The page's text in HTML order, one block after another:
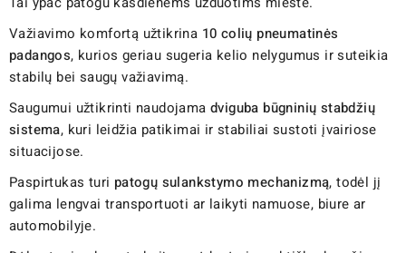
Važiavimo komfortą užtikrina 10 colių pneumatinės
padangos, kurios geriau sugeria kelio nelygumus ir suteikia
stabilų bei saugų važiavimą.
Saugumui užtikrinti naudojama dviguba būgninių stabdžių
sistema, kuri leidžia patikimai ir stabiliai sustoti įvairiose
situacijose.
Paspirtukas turi patogų sulankstymo mechanizmą, todėl jį
galima lengvai transportuoti ar laikyti namuose, biure ar
automobilyje.